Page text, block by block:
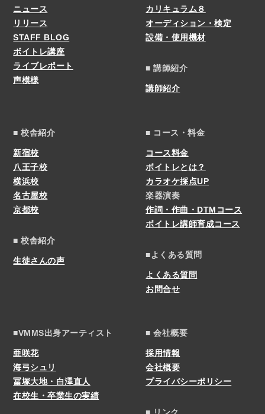
ニュース
リリース
STAFF BLOG
ボイトレ講座
ライブレポート
声模様
カリキュラム８
オーディション・検定
設備・使用機材
■ 講師紹介
講師紹介
■ 校舎紹介
新宿校
八王子校
横浜校
名古屋校
京都校
■ 校舎紹介
生徒さんの声
■ コース・料金
コース料金
ボイトレとは？
カラオケ採点UP
楽器演奏
作詞・作曲・DTMコース
ボイトレ講師育成コース
■よくある質問
よくある質問
お問合せ
■VMMS出身アーティスト
亜咲花
海弓シュリ
冨塚大地・白澤直人
在校生・卒業生の実績
■ 会社概要
採用情報
会社概要
プライバシーポリシー